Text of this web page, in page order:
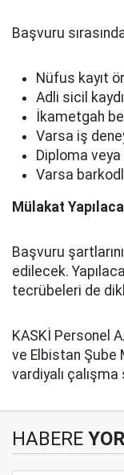
Başvuru
Nüfus kayıt
Adli sicil kaydı
İkametgah
Varsa iş
Diploma
Varsa
Mülakat
Başvuru
edilecek.
tecrübeleri de
KASKİ Personel
ve Elbistan Şube
vardiyalı
HABERE